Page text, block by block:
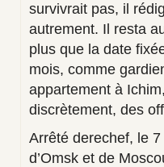
survivrait pas, il
autrement. Il resta
plus que la date
mois, comme
appartement à
discrètement, des
Arrêté derechef, le
d’Omsk et de